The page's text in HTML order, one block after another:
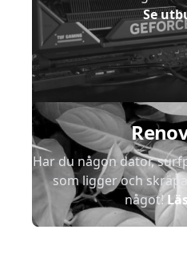
Se
Har du någon dator,
som ligger och
något!